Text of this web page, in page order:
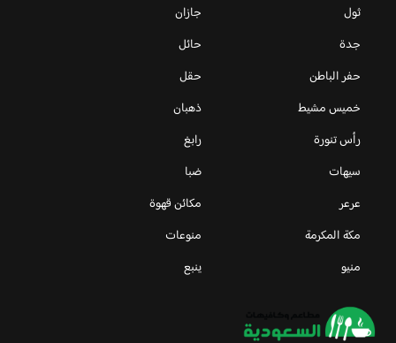
ثول
جازان
جدة
حائل
حفر الباطن
حقل
خميس مشيط
ذهبان
رأس تنورة
رابغ
سيهات
ضبا
عرعر
مكائن قهوة
مكة المكرمة
منوعات
منيو
ينبع